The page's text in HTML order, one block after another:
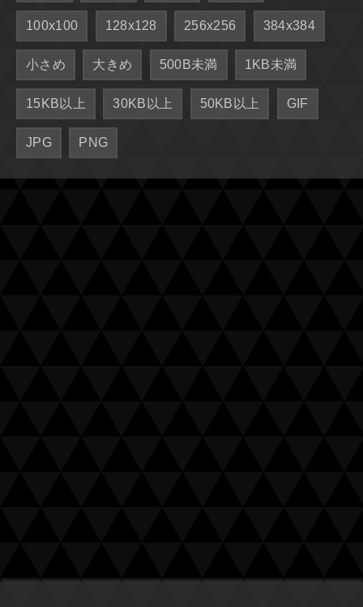
100x100 128x128 256x256 384x384
小さめ 大きめ 500B未満 1KB未満
15KB以上 30KB以上 50KB以上 GIF
JPG PNG